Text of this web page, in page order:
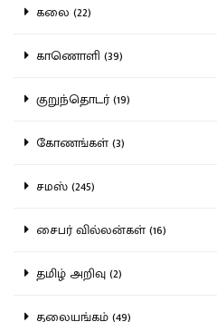
கலை (22)
காணொளி (39)
குறுந்தொடர் (19)
கோணங்கள் (3)
சமஸ் (245)
சைபர் வில்லன்கள் (16)
தமிழ் அறிவு (2)
தலையங்கம் (49)